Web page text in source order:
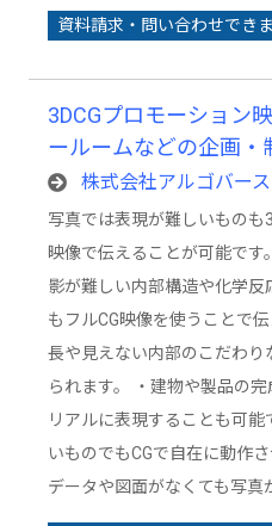
資料請求・問い合わせでき
3DCGプロモーション
ールームなどの企画・
株式会社アルゴバース
写真では表現が難しいものも
映像で伝えることが可能です
影が難しい内部構造や化学反
もフルCG映像を使うことで
長や見えない内部のこだわり
られます。 ・建物や製品の
リアルに表現することも可
いものでもCGで自在に動作
データや図面がなくても写真